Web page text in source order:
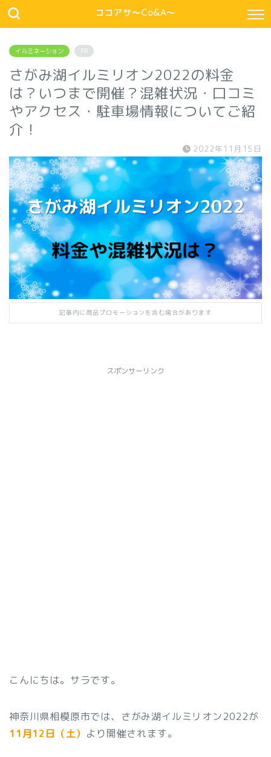
ココアサ～Co&A～
イルミネーション PR
さがみ湖イルミリオン2022の料金
は？いつまで開催？混雑状況・口コミ
やアクセス・駐車場情報についてご紹
介！
2022年11月15日
記事内に商品プロモーションを含む場合があります
スポンサーリンク
こんにちは。サラです。
神奈川県相模原市では、さがみ湖イルミリオン2022が
11月12日（土） より開催されます。